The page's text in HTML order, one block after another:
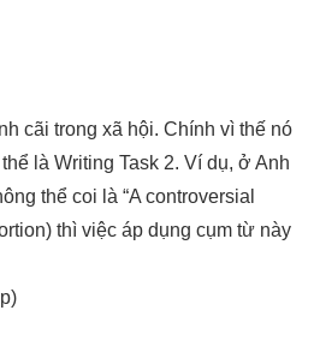
cãi trong xã hội. Chính vì thế nó
là Writing Task 2. Ví dụ, ở Anh
thể coi là “A controversial
thì việc áp dụng cụm từ này